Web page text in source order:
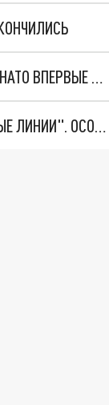
"ОЧЕНЬ ПЛОХИЕ НОВОСТИ": БОЛЬШАЯ ОШИБКА PALANTIR В РОССИИ. СТРАНЫ НАТО ВПЕРВЫЕ ЗА СВО ОСТАНОВИЛИ ПОСТАВКИ ОРУЖИЯ. ВСУ ТЕРЯЮТ ПРИГРАНИЧЬЕ?
"ТЕРПЕНИЕ ПУТИНА ЛОПНУЛО". РЕКОРДНЫЙ УДАР ПО КИЕВУ "ПЕРЕСЁК КРАСНЫЕ ЛИНИИ". ОСОБЫЕ СПЕЦЫ КНДР НА ЛБС? ТАЙНЫЕ ПЕРЕГОВОРЫ ЕВРОПЫ И МОСКВЫ